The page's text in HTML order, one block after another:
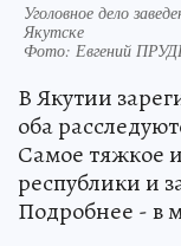
Уголовное дело
Якутске
Фото: Евгений
В Якутии
оба
Самое тяжкое
республики и
Подробнее - в